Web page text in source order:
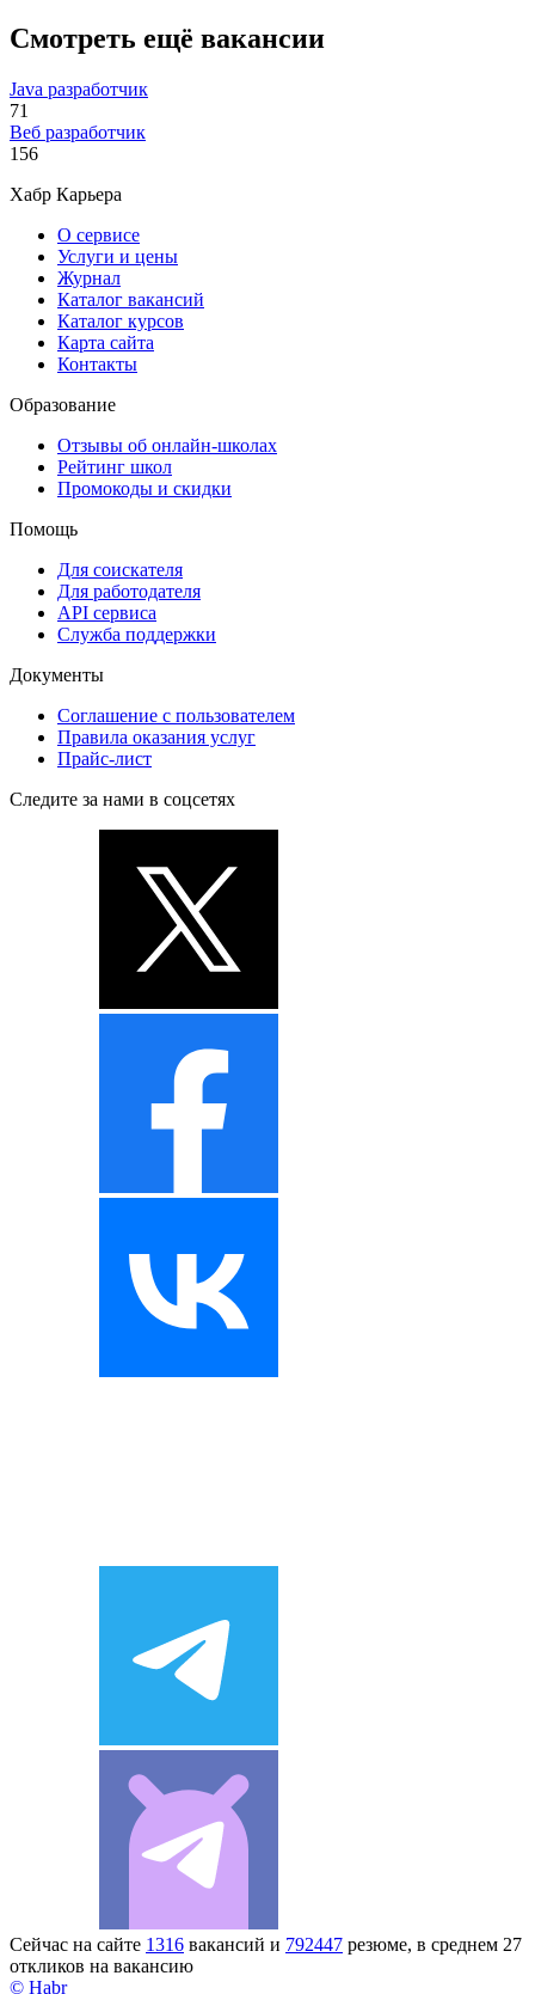
Смотреть ещё вакансии
Java разработчик
71
Веб разработчик
156
Хабр Карьера
О сервисе
Услуги и цены
Журнал
Каталог вакансий
Каталог курсов
Карта сайта
Контакты
Образование
Отзывы об онлайн-школах
Рейтинг школ
Промокоды и скидки
Помощь
Для соискателя
Для работодателя
API сервиса
Служба поддержки
Документы
Соглашение с пользователем
Правила оказания услуг
Прайс-лист
Следите за нами в соцсетях
Сейчас на сайте 1316 вакансий и 792447 резюме, в среднем 27
откликов на вакансию
© Habr